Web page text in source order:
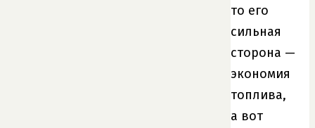
то его
сильная
сторона —
экономия
топлива,
а вот